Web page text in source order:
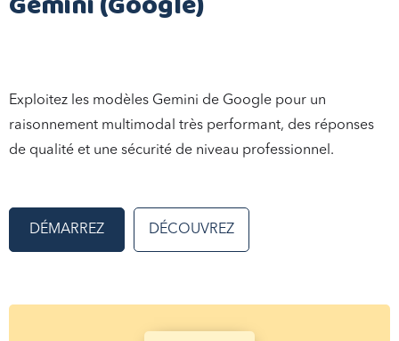
Exploitez les modèles Gemini de Google pour un
raisonnement multimodal très performant, des réponses
de qualité et une sécurité de niveau professionnel.
DÉMARREZ DÉCOUVREZ